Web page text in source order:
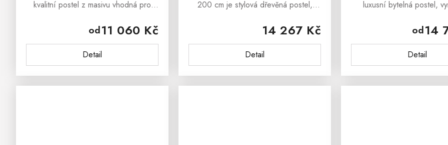
od11 060 Kč
Detail
kvalitní postel z masivu vhodná pro
pokoje. Postel je možno objednat v
rozměru 90x200, 120x200,
140x200,...
14 267 Kč
Detail
200 cm je stylová dřevěná postel,
mají rádi opravdu kvalitní dřevěný
nábytek. Rustikální postel
CORDOBA...
od14
Detail
luxusní bytelná postel,
dokáže okouzlit svým
vzhledem a
provedenímBuková